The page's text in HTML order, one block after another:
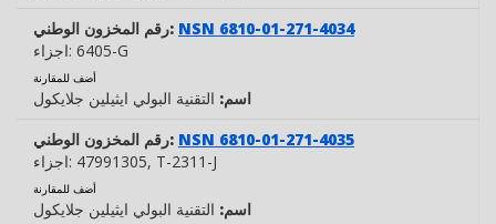
رقم المخزون الوطني: NSN 6810-01-271-4034
اجزاء: 6405-G
أضف للمقارنة
اسم: التقنية البولي ايثيلين جلايكول
رقم المخزون الوطني: NSN 6810-01-271-4035
اجزاء: 47991305, T-2311-J
أضف للمقارنة
اسم: التقنية البولي ايثيلين جلايكول